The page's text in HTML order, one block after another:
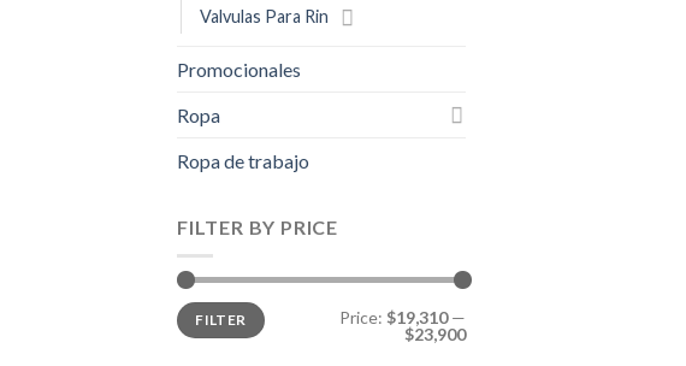
Valvulas Para Rin
Promocionales
Ropa
Ropa de trabajo
FILTER BY PRICE
Min
price
Max
priceFILTER Price: $19,310—
$23,900